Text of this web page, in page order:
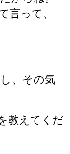
言って、
、その気
教えてくだ